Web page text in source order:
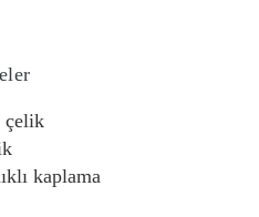
çelik
kaplama